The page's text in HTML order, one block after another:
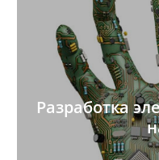
Разработка